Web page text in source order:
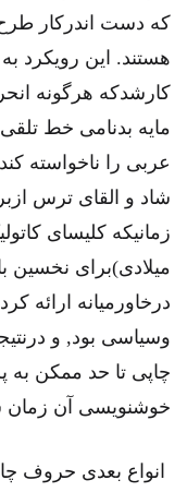
که دست اندرکار
هستند. این
کارشدکه هرگونه
مایه بدنامی خط
عربی را ناخواسته
شاد و القای ترس
زمانیکه کلیسای
میلادی)برای نخسین
درخاورمیانه ارائه
وسیاسی بود, و
چاپی تا حد ممکن به
خوشنویسی آن زمان
انواع بعدی حروف